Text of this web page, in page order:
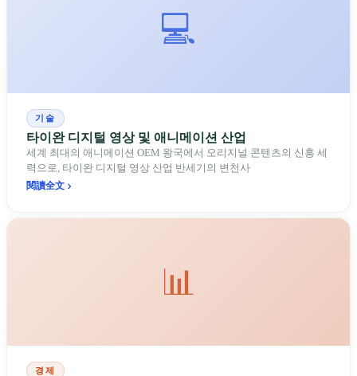
💻
기술
타이완 디지털 영상 및 애니메이션 산업
세계 최대의 애니메이션 OEM 왕국에서 오리지널 콘텐츠의 신흥 세
력으로, 타이완 디지털 영상 산업 반세기의 변천사
閱讀全文
📊
경제